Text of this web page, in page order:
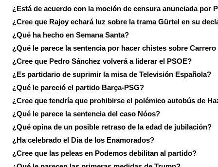
¿Está de acuerdo con la moción de censura anunciada por
¿Cree que Rajoy echará luz sobre la trama Gürtel en su
¿Qué ha hecho en Semana Santa?
¿Qué le parece la sentencia por hacer chistes sobre
¿Cree que Pedro Sánchez volverá a liderar el PSOE?
¿Es partidario de suprimir la misa de Televisión Española?
¿Qué le pareció el partido Barça-PSG?
¿Cree que tendría que prohibirse el polémico autobús de
¿Qué le parece la sentencia del caso Nóos?
¿Qué opina de un posible retraso de la edad de jubilación?
¿Ha celebrado el Día de los Enamorados?
¿Cree que las peleas en Podemos debilitan al partido?